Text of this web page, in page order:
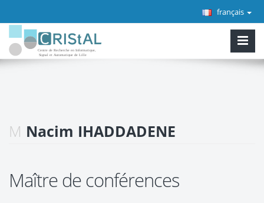
français
M Nacim IHADDADENE
Maître de conférences